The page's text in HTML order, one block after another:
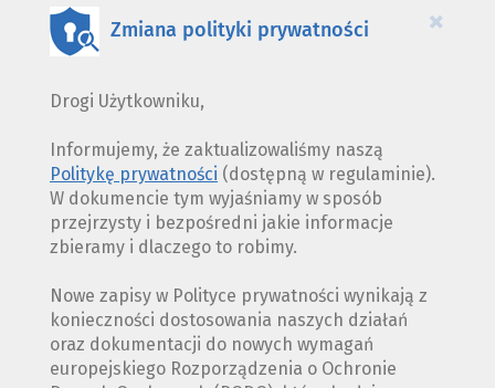
×
Zmiana polityki prywatności
Drogi Użytkowniku,
Informujemy, że zaktualizowaliśmy naszą
Politykę prywatności (dostępną w regulaminie).
W dokumencie tym wyjaśniamy w sposób
przejrzysty i bezpośredni jakie informacje
zbieramy i dlaczego to robimy.
Nowe zapisy w Polityce prywatności wynikają z
konieczności dostosowania naszych działań
oraz dokumentacji do nowych wymagań
europejskiego Rozporządzenia o Ochronie